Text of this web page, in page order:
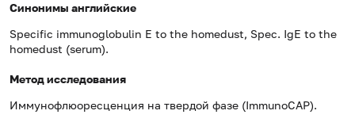
Синонимы английские
Specific immunoglobulin E to the homedust, Spec. IgE to the
homedust (serum).
Метод исследования
Иммунофлюоресценция на твердой фазе (ImmunoCAP).